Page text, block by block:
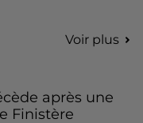
Voir plus
après une
Finistère